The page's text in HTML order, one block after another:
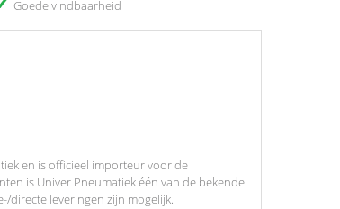
Goede vindbaarheid
en is officieel importeur voor de
is Univer Pneumatiek één van de bekende
directe leveringen zijn mogelijk.